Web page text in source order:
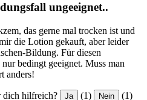
ungeeignet..
das gerne mal trocken ist und
die Lotion gekauft, aber leider
Bildung. Für diesen
bedingt geeignet. Muss man
anders!
dich hilfreich? Ja (1) Nein (1)